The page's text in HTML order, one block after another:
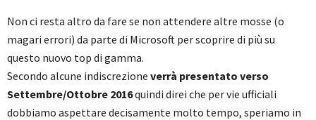
Non ci resta altro da fare se non attendere altre mosse (o
magari errori) da parte di Microsoft per scoprire di più su
questo nuovo top di gamma.
Secondo alcune indiscrezione verrà presentato verso
Settembre/Ottobre 2016quindi direi che per vie ufficiali
dobbiamo aspettare decisamente molto tempo, speriamo in